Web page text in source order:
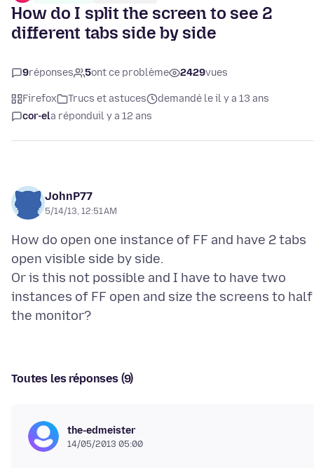
How do I split the screen to see 2
different tabs side by side
9réponses 5ont ce problème 2429vues
Firefox Trucs et astuces
demandé le il y a 13 ans
cor-ela réponduil y a 12 ans
JohnP77
5/14/13, 12:51 AM
How do open one instance of FF and have 2 tabs
open visible side by side.
Or is this not possible and I have to have two
instances of FF open and size the screens to half
Toutes les réponses (9)
the-edmeister
14/05/2013 05:00